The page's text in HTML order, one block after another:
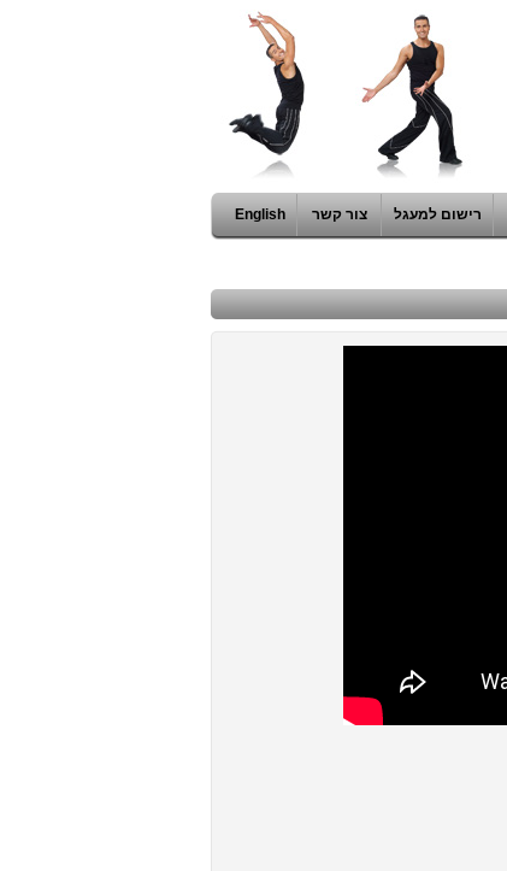
רישום למעגל צור קשר English